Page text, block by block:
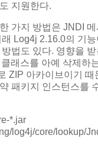
지원한다.
가지 방법은 JNDI
Log4j 2.16.0의 기
법도 있다. 영향을
래스를 아예 삭제하
ZIP 아카이브이기 때
패키지 인스턴스를
*.jar
log4j/core/lookup/